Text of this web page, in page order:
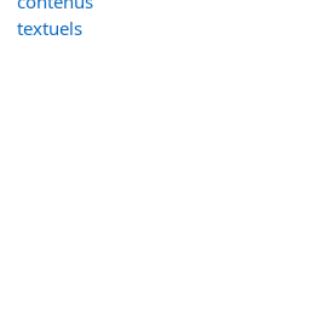
textuels